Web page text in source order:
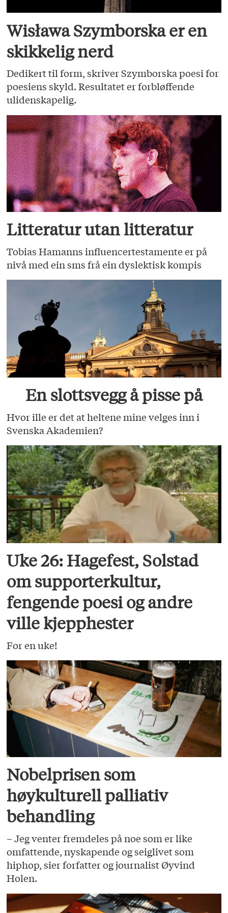
Wisława Szymborska er en
skikkelig nerd
Dedikert til form, skriver Szymborska poesi for
poesiens skyld. Resultatet er forbløffende
ulidenskapelig.
Litteratur utan litteratur
Tobias Hamanns influencertestamente er på
nivå med ein sms frå ein dyslektisk kompis
En slottsvegg å pisse på
Hvor ille er det at heltene mine velges inn i
Svenska Akademien?
Uke 26: Hagefest, Solstad
om supporterkultur,
fengende poesi og andre
ville kjepphester
For en uke!
Nobelprisen som
høykulturell palliativ
behandling
– Jeg venter fremdeles på noe som er like
omfattende, nyskapende og seiglivet som
hiphop, sier forfatter og journalist Øyvind
Holen.